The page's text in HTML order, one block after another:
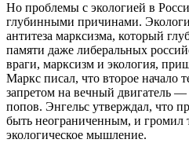
Но проблемы с экологией в
глубинными причинами.
антитеза марксизма, который
памяти даже либеральных
враги, марксизм и экология,
Маркс писал, что второе начало
запретом на вечный двигатель —
попов. Энгельс утверждал, что
быть неограниченным, и громил
экологическое мышление.